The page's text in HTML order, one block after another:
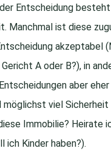
Entscheidung
Manchmal ist diese
akzeptabel
A oder B?), in
aber
viel
Immobilie? Heirate
ich Kinder haben?).